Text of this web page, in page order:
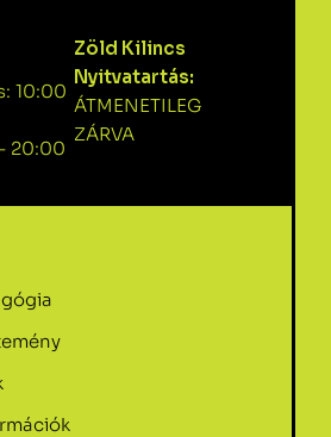
10:00
20:00
Zöld Kilincs
Nyitvatartás:
ÁTMENETILEG
ZÁRVA